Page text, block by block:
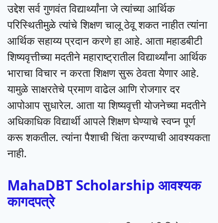
उद्देश सर्व गुणवंत विद्यार्थ्यांना जे त्यांच्या आर्थिक
परिस्थितीमुळे त्यांचे शिक्षण चालू ठेवू शकत नाहीत त्यांना
आर्थिक सहाय्य प्रदान करणे हा आहे. आता महाडबीटी
शिष्यवृत्तीच्या मदतीने महाराष्ट्रातील विद्यार्थ्यांना आर्थिक
भाराचा विचार न करता शिक्षण सुरू ठेवता येणार आहे.
यामुळे साक्षरतेचे प्रमाण वाढेल आणि रोजगार दर
आपोआप सुधारेल. आता या शिष्यवृत्ती योजनेच्या मदतीने
अधिकाधिक विद्यार्थी आपले शिक्षण घेण्याचे स्वप्न पूर्ण
करू शकतील. त्यांना पैशाची चिंता करण्याची आवश्यकता
नाही.
MahaDBT Scholarship आवश्यक
कागदपत्रे